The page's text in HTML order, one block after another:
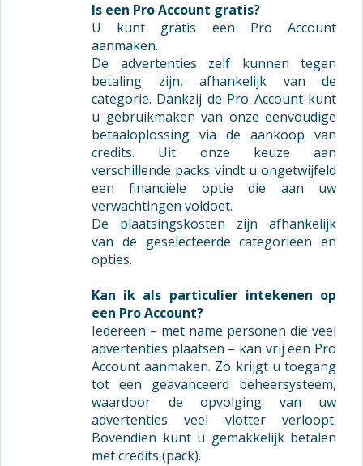
Is een Pro Account gratis?
U kunt gratis een Pro Account
aanmaken.
De advertenties zelf kunnen tegen
betaling zijn, afhankelijk van de
categorie. Dankzij de Pro Account kunt
u gebruikmaken van onze eenvoudige
betaaloplossing via de aankoop van
credits. Uit onze keuze aan
verschillende packs vindt u ongetwijfeld
een financiële optie die aan uw
verwachtingen voldoet.
De plaatsingskosten zijn afhankelijk
van de geselecteerde categorieën en
opties.
Kan ik als particulier intekenen op
een Pro Account?
Iedereen – met name personen die veel
advertenties plaatsen – kan vrij een Pro
Account aanmaken. Zo krijgt u toegang
tot een geavanceerd beheersysteem,
waardoor de opvolging van uw
advertenties veel vlotter verloopt.
Bovendien kunt u gemakkelijk betalen
met credits (pack).